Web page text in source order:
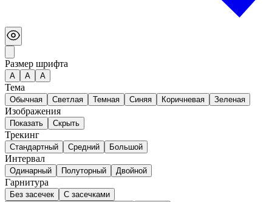
Размер шрифта
А A A
Тема
Обычная Светлая Темная Синяя Коричневая Зеленая
Изображения
Показать Скрыть
Трекинг
Стандартный Средний Большой
Интервал
Одинарный Полуторный Двойной
Гарнитура
Без засечек
С засечками